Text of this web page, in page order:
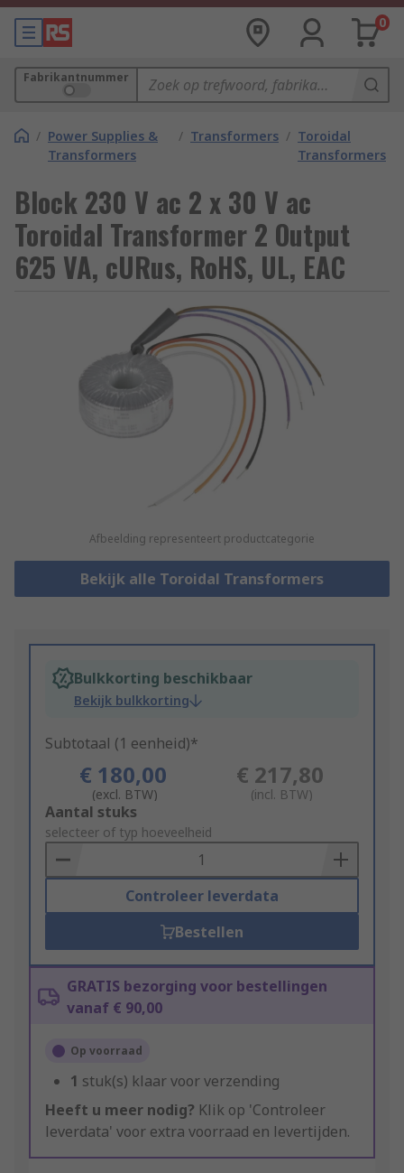
0
Fabrikantnummer
/ Power Supplies &
Transformers
/ Transformers / Toroidal
Transformers
Block 230 V ac 2 x 30 V ac
Toroidal Transformer 2 Output
625 VA, cURus, RoHS, UL, EAC
Afbeelding representeert productcategorie
Bekijk alle Toroidal Transformers
Bulkkorting beschikbaar
Bekijk bulkkorting
Subtotaal (1 eenheid)*
€ 180,00
(excl. BTW)
€ 217,80
(incl. BTW)
Add
to
Basket
Aantal stuks
selecteer of typ hoeveelheid
Controleer leverdata
Bestellen
GRATIS bezorging voor bestellingen
vanaf € 90,00
Op voorraad
1 stuk(s) klaar voor verzending
Heeft u meer nodig? Klik op 'Controleer
leverdata' voor extra voorraad en levertijden.